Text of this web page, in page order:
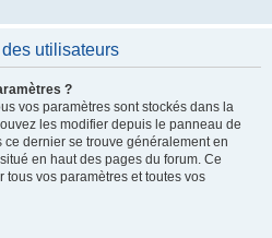
utilisateurs
?
vos paramètres sont stockés dans la
les modifier depuis le panneau de
ce dernier se trouve généralement en
en haut des pages du forum. Ce
tous vos paramètres et toutes vos